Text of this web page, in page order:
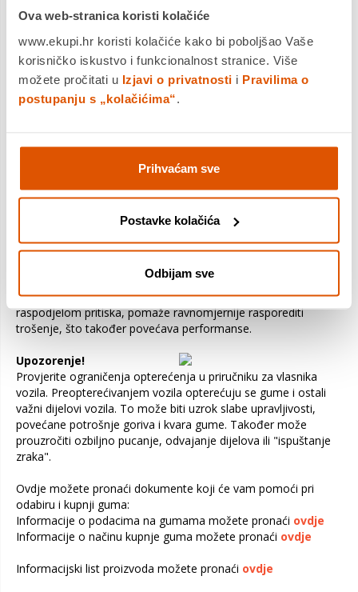
Ova web-stranica koristi kolačiće
www.ekupi.hr koristi kolačiće kako bi poboljšao Vaše
korisničko iskustvo i funkcionalnost stranice. Više
možete pročitati u Izjavi o privatnosti i Pravilima o
postupanju s „kolačićima“
Prihvaćam sve
Postavke kolačića
Odbijam sve
koristi od nove strukture i novih materijala, dodaje proizvođač.
Poboljšani dizajn gaznog sloja uključuje namjensku strukturu s
V-utorima. Otvor osigurava optimalnu odvodnju vode u
uzdužnom i bočnom smjeru, navodi se. Rameni blokovi sadrže
patentirane 'prilagodljive' 3D lamele, produžujući ukupnu
duljinu lamela i osiguravajući izvrsne zimske performanse
tijekom cijelog vijeka trajanja gume. Mehanizam za blokiranje
Novi model poboljšava performanse svog prethodnika na niz
vode protiv akvaplaninga za 10 posto u odnosu na Snowtrac.
Guma također ima pet posto duljih lamela i pet posto više
gume u dodiru s cestom. Time se poboljšava prianjanje na
mokrim i snježnim površinama. Upotrijebio je mješavinu
dioksida velike gustoće kako bi povećao trošenje. Smjesa, u
kombinaciji s otiskom ovalnog oblika i ravnomjernom
raspodjelom pritiska, pomaže ravnomjernije rasporediti
trošenje, što također povećava performanse.
Upozorenje!
Provjerite ograničenja opterećenja u priručniku za vlasnika
vozila. Preopterećivanjem vozila opterećuju se gume i ostali
važni dijelovi vozila. To može biti uzrok slabe upravljivosti,
povećane potrošnje goriva i kvara gume. Također može
prouzročiti ozbiljno pucanje, odvajanje dijelova ili "ispuštanje
zraka".
Ovdje možete pronaći dokumente koji će vam pomoći pri
odabiru i kupnji guma:
Informacije o podacima na gumama možete pronaći ovdje
Informacije o načinu kupnje guma možete pronaći ovdje
Informacijski list proizvoda možete pronaći ovdje